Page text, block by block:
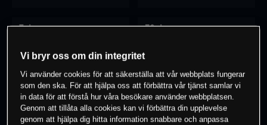
7 dagar 30 dagar
0% av kunderna har en position i detta
instrument
Vi bryr oss om din integritet
Vi använder cookies för att säkerställa att vår webbplats fungerar
som den ska. För att hjälpa oss att förbättra vår tjänst samlar vi
in data för att förstå hur våra besökare använder webbplatsen.
Genom att tillåta alla cookies kan vi förbättra din upplevelse
genom att hjälpa dig hitta information snabbare och anpassa